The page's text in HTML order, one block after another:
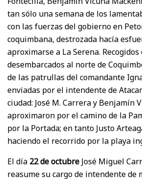
tan sólo una semana de los
con las fuerzas del gobierno en
coquimbana, destrozada hacía
aproximarse a La Serena. Recogidos
desembarcados al norte de
de las patrullas del comandante
enviadas por el intendente de
ciudad: José M. Carrera y Benjamín
aproximaron por el camino de la
por la Portada; en tanto Justo
haciendo el recorrido por la playa
El día 22 de octubre José Miguel
reasume su cargo de intendente de